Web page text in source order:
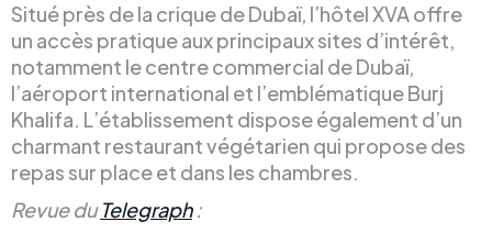
Situé près de la crique de Dubaï, l’hôtel XVA offre
un accès pratique aux principaux sites d’intérêt,
notamment le centre commercial de Dubaï,
l’aéroport international et l’emblématique Burj
Khalifa. L’établissement dispose également d’un
charmant restaurant végétarien qui propose des
repas sur place et dans les chambres.
Revue duTelegraph :